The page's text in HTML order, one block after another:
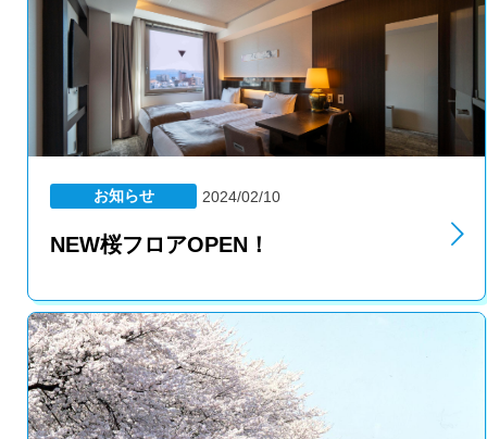
お知らせ 2024/02/10
NEW桜フロアOPEN！